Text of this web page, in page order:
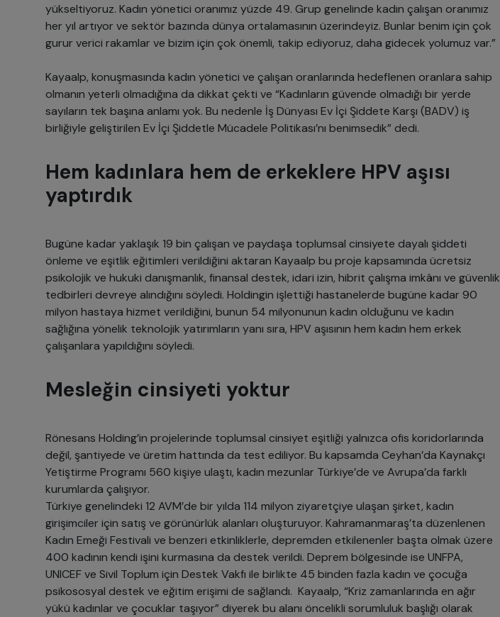
yükseltiyoruz. Kadın yönetici oranımız yüzde 49. Grup genelinde kadın çalışan oranımız
her yıl artıyor ve sektör bazında dünya ortalamasının üzerindeyiz. Bunlar benim için çok
gurur verici rakamlar ve bizim için çok önemli, takip ediyoruz, daha gidecek yolumuz var.”
Kayaalp, konuşmasında kadın yönetici ve çalışan oranlarında hedeflenen oranlara sahip
olmanın yeterli olmadığına da dikkat çekti ve “Kadınların güvende olmadığı bir yerde
sayıların tek başına anlamı yok. Bu nedenle İş Dünyası Ev İçi Şiddete Karşı (BADV) iş
birliğiyle geliştirilen Ev İçi Şiddetle Mücadele Politikası’nı benimsedik” dedi.
Hem kadınlara hem de erkeklere HPV aşısı
yaptırdık
Bugüne kadar yaklaşık 19 bin çalışan ve paydaşa toplumsal cinsiyete dayalı şiddeti
önleme ve eşitlik eğitimleri verildiğini aktaran Kayaalp bu proje kapsamında ücretsiz
psikolojik ve hukuki danışmanlık, finansal destek, idari izin, hibrit çalışma imkânı ve güvenlik
tedbirleri devreye alındığını söyledi. Holdingin işlettiği hastanelerde bugüne kadar 90
milyon hastaya hizmet verildiğini, bunun 54 milyonunun kadın olduğunu ve kadın
sağlığına yönelik teknolojik yatırımların yanı sıra, HPV aşısının hem kadın hem erkek
çalışanlara yapıldığını söyledi.
Mesleğin cinsiyeti yoktur
Rönesans Holding’in projelerinde toplumsal cinsiyet eşitliği yalnızca ofis koridorlarında
değil, şantiyede ve üretim hattında da test ediliyor. Bu kapsamda Ceyhan’da Kaynakçı
Yetiştirme Programı 560 kişiye ulaştı, kadın mezunlar Türkiye’de ve Avrupa’da farklı
kurumlarda çalışıyor.
Türkiye genelindeki 12 AVM’de bir yılda 114 milyon ziyaretçiye ulaşan şirket, kadın
girişimciler için satış ve görünürlük alanları oluşturuyor. Kahramanmaraş’ta düzenlenen
Kadın Emeği Festivali ve benzeri etkinliklerle, depremden etkilenenler başta olmak üzere
400 kadının kendi işini kurmasına da destek verildi. Deprem bölgesinde ise UNFPA,
UNICEF ve Sivil Toplum için Destek Vakfı ile birlikte 45 binden fazla kadın ve çocuğa
psikososyal destek ve eğitim erişimi de sağlandı. Kayaalp, “Kriz zamanlarında en ağır
yükü kadınlar ve çocuklar taşıyor” diyerek bu alanı öncelikli sorumluluk başlığı olarak